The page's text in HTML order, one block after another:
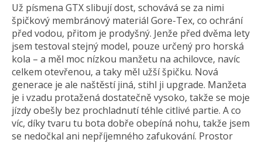
Už písmena GTX slibují dost, schovává se za nimi
špičkový membránový materiál Gore-Tex, co ochrání
před vodou, přitom je prodyšný. Jenže před dvěma lety
jsem testoval stejný model, pouze určený pro horská
kola – a měl moc nízkou manžetu na achilovce, navíc
celkem otevřenou, a taky měl užší špičku. Nová
generace je ale naštěstí jiná, stihl ji upgrade. Manžeta
je i vzadu protažená dostatečně vysoko, takže se moje
jízdy obešly bez prochladnutí téhle citlivé partie. A co
víc, díky tvaru tu bota dobře obepíná nohu, takže jsem
se nedočkal ani nepříjemného zafukování. Prostor